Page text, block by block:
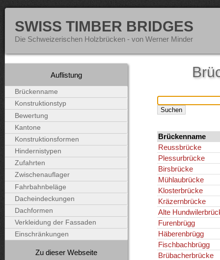
SWISS TIMBER BRIDGES
Die Schweizerischen Holzbrücken - von Werner Minder
Brückenname
Reussbrücke
Plessurbrücke
Birsbrücke
Mühlaubrücke
Klosterbrücke
Kräzernbrücke
Alte
Furenbrügg
Häberenbrügg
Fischbachbrügg
Brübacherbrücke
Auflistung
Brückenname
Konstruktionstyp
Bewertung
Kantone
Konstruktionsformen
Hindernistypen
Zufahrten
Zwischenauflager
Fahrbahnbeläge
Dacheindeckungen
Dachformen
Verkleidung der Fassaden
Einschränkungen
Zu dieser Webseite